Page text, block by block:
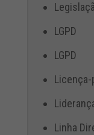
LGPD
LGPD
Linha